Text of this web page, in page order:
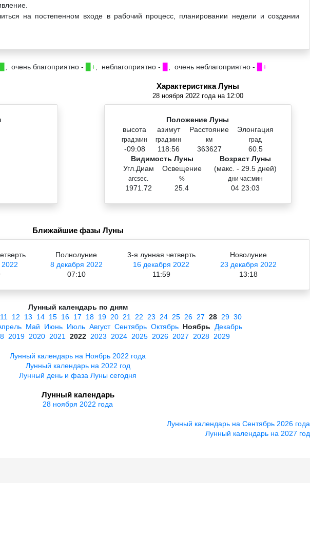
на постепенном входе в рабочий процесс, планировании недели и создании
, очень благоприятно - ▉+ , неблагоприятно - , очень неблагоприятно - ▉+
Характеристика Луны
28 ноября 2022 года на 12:00
Положение Луны
высота
град:мин
-09:08
азимут
град:мин
118:56
Расстояние
км
363627
Элонгация
град
60.5
Видимость Луны
Угл.Диам
arcsec.
1971.72
Освещение
%
25.4
Возраст Луны
(макс. - 29.5 дней)
дни час:мин
04 23:03
Ближайшие фазы Луны
Полнолуние
8 декабря 2022
07:10
3-я лунная четверть
16 декабря 2022
11:59
Новолуние
23 декабря 2022
13:18
Лунный календарь по дням
11 12 13 14 15 16 17 18 19 20 21 22 23 24 25 26 27 28 29 30
Май Июнь Июль Август Сентябрь Октябрь Ноябрь
Декабрь
2019 2020 2021 2022 2023 2024 2025 2026 2027 2028 2029
Лунный календарь на Ноябрь 2022 года
Лунный календарь на 2022 год
Лунный день и фаза Луны сегодня
Лунный календарь
28 ноября 2022 года
Лунный календарь на Сентябрь 2026 года
Лунный календарь на 2027 год